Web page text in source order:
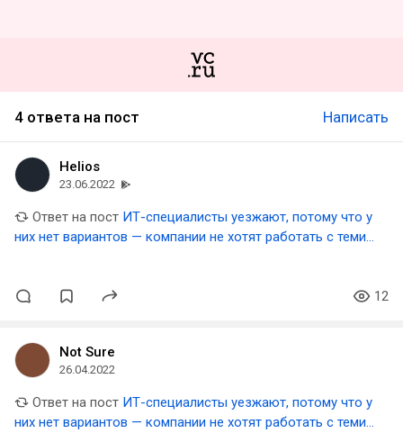
4 ответа на пост Написать
Helios
23.06.2022
Ответ на пост ИТ-специалисты уезжают, потому что у
них нет вариантов — компании не хотят работать с теми,
12
Not Sure
26.04.2022
Ответ на пост ИТ-специалисты уезжают, потому что у
них нет вариантов — компании не хотят работать с теми,